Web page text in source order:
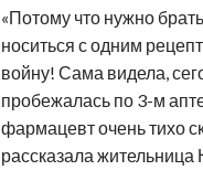
«Потому что нужно
носиться с одним
войну! Сама видела,
пробежалась по 3-м
фармацевт очень тихо
рассказала